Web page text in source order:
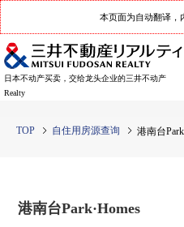
本页面为自动翻译，
日本不动产买卖，交给龙头企业的三井不动产
Realty
TOP 自住用房源查询 港南台
港南台Park·Homes